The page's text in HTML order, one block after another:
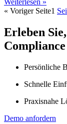
Weiterlesen »
« Voriger Seite1
Erleben
Persönliche
Schnelle
Praxisnahe
Demo anfordern